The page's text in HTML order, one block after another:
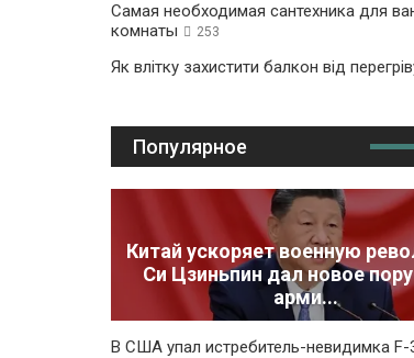
Самая необходимая сантехника для
комнаты
253
Як влітку захистити балкон від
Популярное
Китай ускоряет военную
Си Цзиньпин дал новое
арми...
В США упал истребитель-невидимка F-